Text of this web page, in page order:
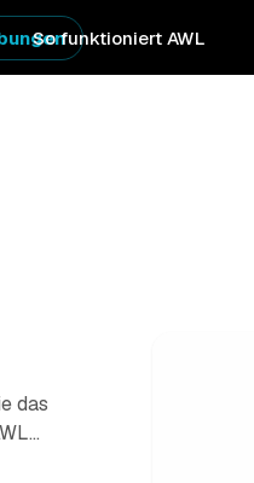
So funktioniert AWL
das